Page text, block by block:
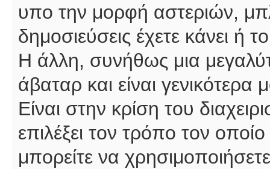
υπο την μορφή αστεριών,
δημοσιεύσεις έχετε κάνει
Η άλλη, συνήθως μια
άβαταρ και είναι
Είναι στην κρίση του
επιλέξει τον τρόπο τον
μπορείτε να